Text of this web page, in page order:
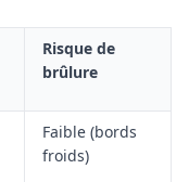
Risque de
brûlure
Faible (bords
froids)